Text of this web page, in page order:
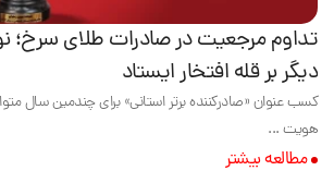
تداوم مرجعیت در صادرات طلای سرخ؛
دیگر بر قله افتخار ایستاد
کسب عنوان «صادرکننده برتر استانی» برای چندمین سال
هویت ...
مطالعه بیشتر